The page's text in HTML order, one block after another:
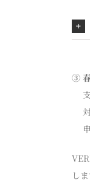
③
支
対
申
し